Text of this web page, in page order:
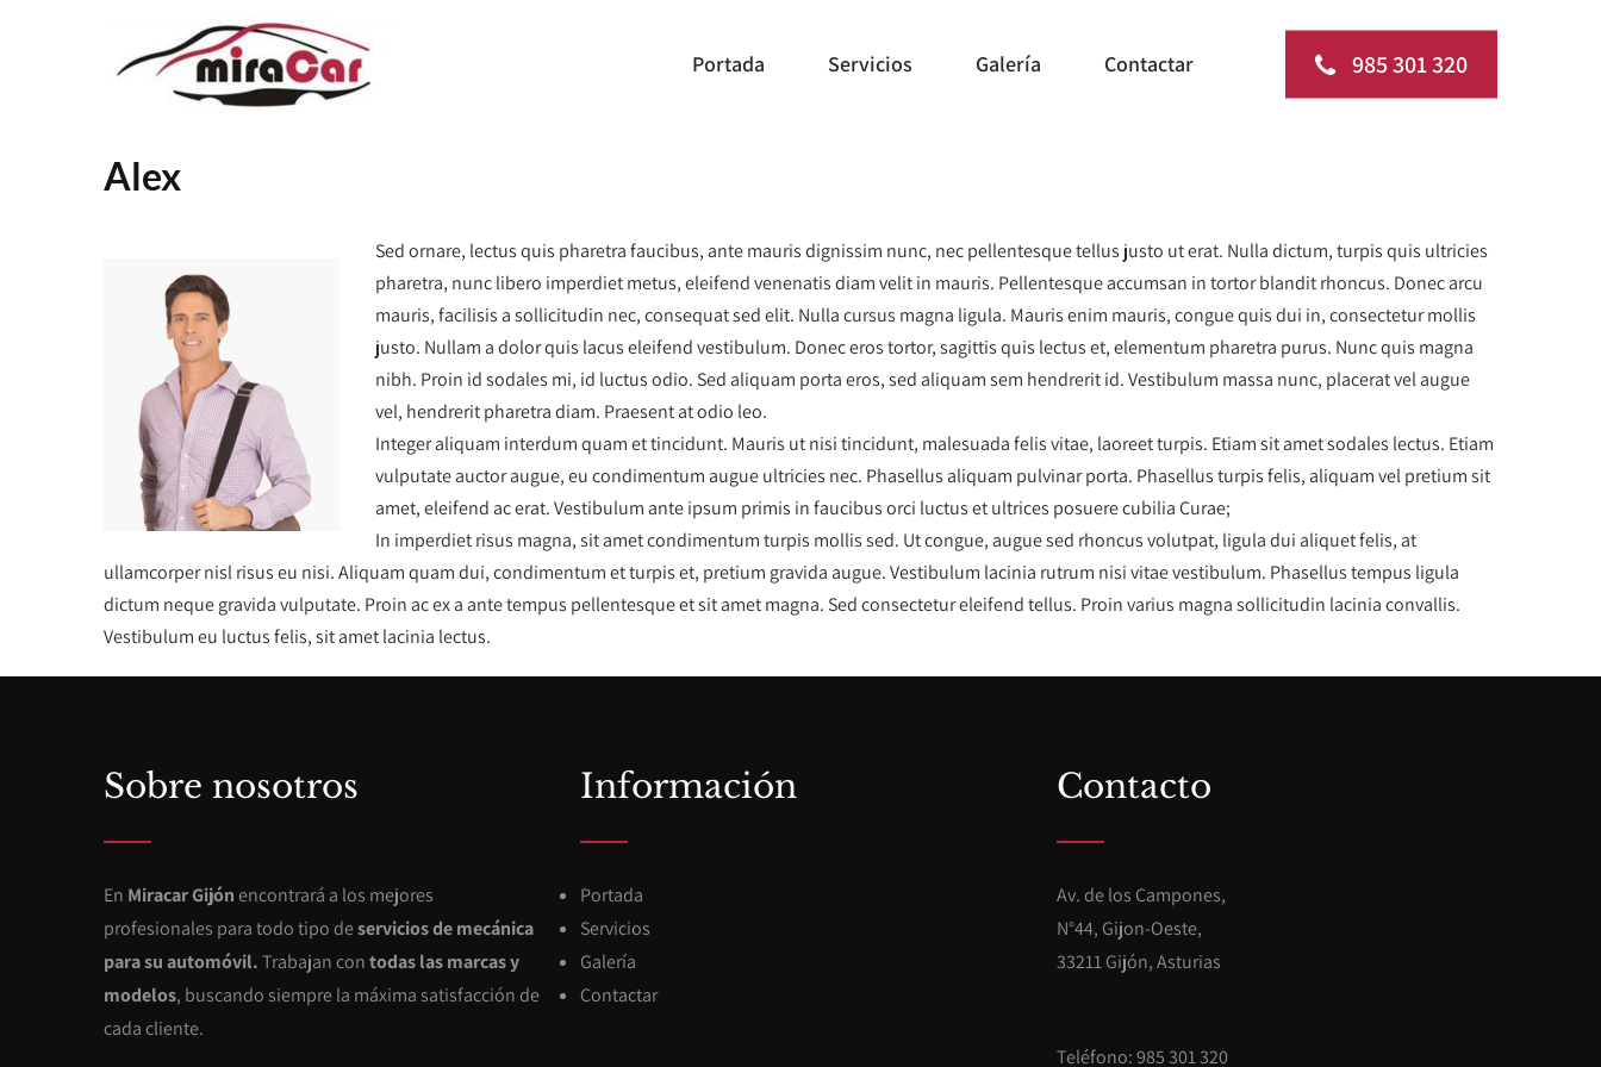
985 301 320
Portada Servicios Galería Contactar
Alex
Sed ornare, lectus quis pharetra faucibus, ante mauris dignissim nunc, nec pellentesque tellus justo ut erat. Nulla dictum, turpis quis ultricies
pharetra, nunc libero imperdiet metus, eleifend venenatis diam velit in mauris. Pellentesque accumsan in tortor blandit rhoncus. Donec arcu
mauris, facilisis a sollicitudin nec, consequat sed elit. Nulla cursus magna ligula. Mauris enim mauris, congue quis dui in, consectetur mollis
justo. Nullam a dolor quis lacus eleifend vestibulum. Donec eros tortor, sagittis quis lectus et, elementum pharetra purus. Nunc quis magna
nibh. Proin id sodales mi, id luctus odio. Sed aliquam porta eros, sed aliquam sem hendrerit id. Vestibulum massa nunc, placerat vel augue
vel, hendrerit pharetra diam. Praesent at odio leo.
Integer aliquam interdum quam et tincidunt. Mauris ut nisi tincidunt, malesuada felis vitae, laoreet turpis. Etiam sit amet sodales lectus. Etiam
vulputate auctor augue, eu condimentum augue ultricies nec. Phasellus aliquam pulvinar porta. Phasellus turpis felis, aliquam vel pretium sit
amet, eleifend ac erat. Vestibulum ante ipsum primis in faucibus orci luctus et ultrices posuere cubilia Curae;
In imperdiet risus magna, sit amet condimentum turpis mollis sed. Ut congue, augue sed rhoncus volutpat, ligula dui aliquet felis, at
ullamcorper nisl risus eu nisi. Aliquam quam dui, condimentum et turpis et, pretium gravida augue. Vestibulum lacinia rutrum nisi vitae vestibulum. Phasellus tempus ligula
dictum neque gravida vulputate. Proin ac ex a ante tempus pellentesque et sit amet magna. Sed consectetur eleifend tellus. Proin varius magna sollicitudin lacinia convallis.
Vestibulum eu luctus felis, sit amet lacinia lectus.
Sobre nosotros
En Miracar Gijónencontrará a los mejores
profesionales para todo tipo deservicios de mecánica
para su automóvil.Trabajan contodas las marcas y
modelos, buscando siempre la máxima satisfacción de
cada cliente.
Información
Portada
Servicios
Galería
Contactar
Contacto
Av. de los Campones,
N°44, Gijon-Oeste,
33211 Gijón, Asturias
Teléfono: 985 301 320